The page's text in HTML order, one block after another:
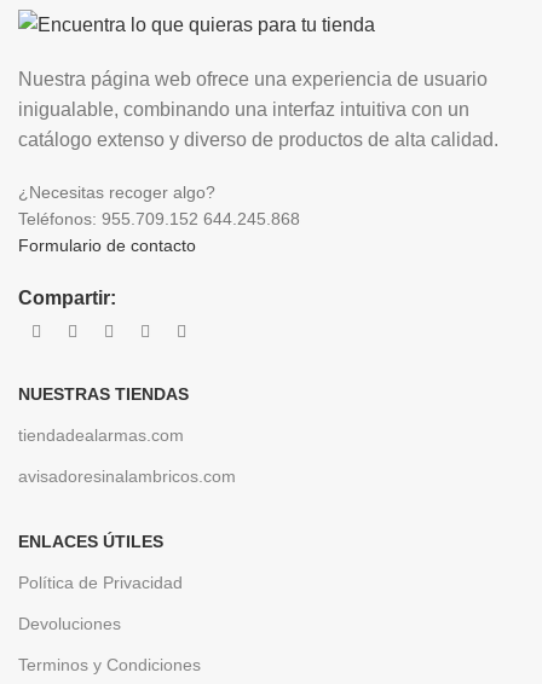
Nuestra página web ofrece una experiencia de usuario
inigualable, combinando una interfaz intuitiva con un
catálogo extenso y diverso de productos de alta calidad.
¿Necesitas recoger algo?
Teléfonos: 955.709.152 644.245.868
Formulario de contacto
Compartir:
NUESTRAS TIENDAS
tiendadealarmas.com
avisadoresinalambricos.com
ENLACES ÚTILES
Política de Privacidad
Devoluciones
Terminos y Condiciones